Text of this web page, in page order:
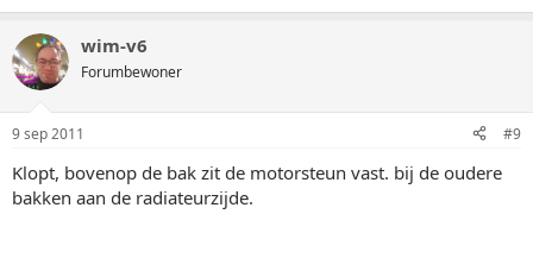
wim-v6
Forumbewoner
9 sep 2011 #9
Klopt, bovenop de bak zit de motorsteun vast. bij de oudere
bakken aan de radiateurzijde.